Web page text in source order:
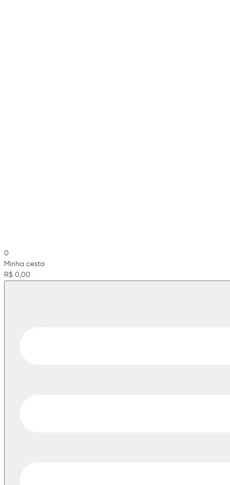
0
Minha cesta
R$ 0,00